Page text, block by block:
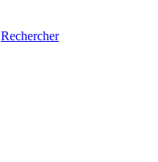
Rechercher